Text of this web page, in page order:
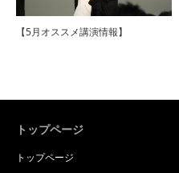
【5月オススメ講演情報】
トップページ
トップページ